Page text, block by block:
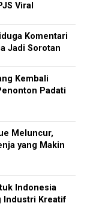
Viral
Komentari
Jadi Sorotan
Kembali
Padati
Meluncur,
yang Makin
Indonesia
Industri Kreatif